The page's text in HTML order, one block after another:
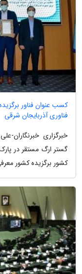
کسب عنوان فناور
فناوری آذربایجان شرقی
خبرگزاری
گستر ارگ مستقر در
کشور برگزیده کشور